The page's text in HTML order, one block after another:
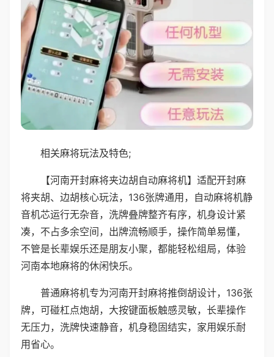
相关麻将玩法及特色;
【河南开封麻将夹边胡自动麻将机】适配开封麻
将夹胡、边胡核心玩法，136张牌通用，自动麻将机静
音机芯运行无杂音，洗牌叠牌整齐有序，机身设计紧
凑，不占多余空间，出牌流畅顺手，操作简单易懂，
不管是长辈娱乐还是朋友小聚，都能轻松组局，体验
河南本地麻将的休闲快乐。
普通麻将机专为河南开封麻将推倒胡设计，136张
牌，可碰杠点炮胡，大按键面板触感灵敏，长辈操作
无压力，洗牌快速静音，机身稳固结实，家用娱乐耐
用省心。